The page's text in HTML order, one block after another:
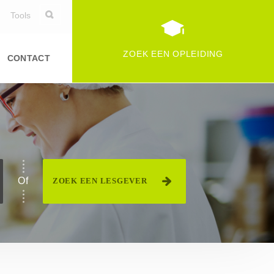
Tools
CONTACT ZOEK EEN OPLEIDING
Of ZOEK EEN LESGEVER
Informatica
Logistiek
specialiteit van voedingfederatie(s)
Persoonlijke vaardigheden
Commerciële en financiële
vaardigheden